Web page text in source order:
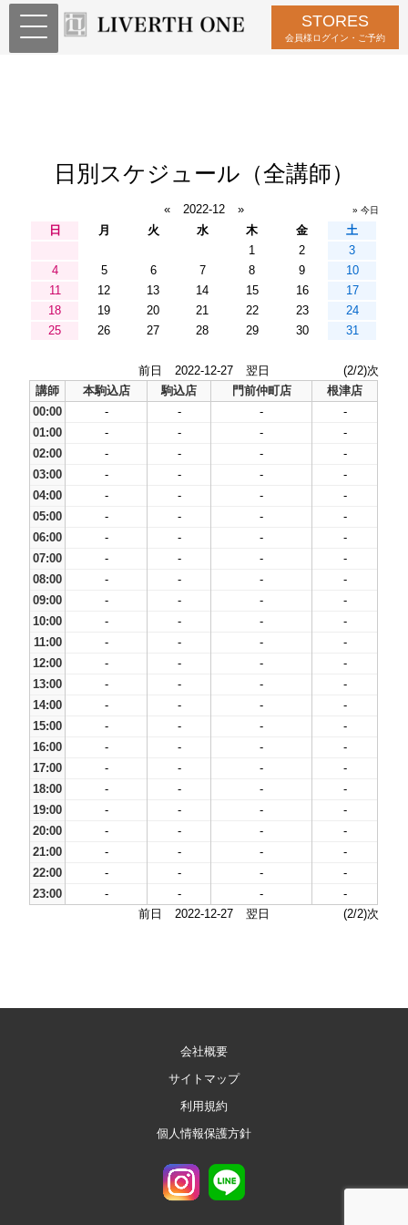
STORES
会員様ログイン・ご予約
日別スケジュール（全講師）
« 2022-12 » » 今日
日 月 火 水 木 金
土
1
2
3
4
5 6 7 8 9
10
11
12 13 14 15 16
17
18
19 20 21 22 23
24
25
26 27 28 29 30 31
前日 2022-12-27 翌日
(2/2)次
講師
本駒込店 駒込店 門前仲町店
根津店
00:00
- - -
-
01:00
- - -
-
02:00
- - -
-
03:00
- - -
-
04:00
- - -
-
05:00
- - -
-
06:00
- - -
-
07:00
- - -
-
08:00
- - -
-
09:00
- - -
-
10:00
- - -
-
11:00
- - -
-
12:00
- - -
-
13:00
- - -
-
14:00
- - -
-
15:00
- - -
-
16:00
- - -
-
17:00
- - -
-
18:00
- - -
-
19:00
- - -
-
20:00
- - -
-
21:00
- - -
-
22:00
- - -
-
23:00
- - -
-
前日
2022-12-27 翌日 (2/2)次
会社概要
サイトマップ
利用規約
個人情報保護方針